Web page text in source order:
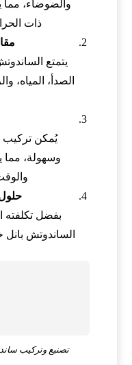
والضوضاء، مما
ذات
يتمتع
الصدأ، المياه،
يُمكن تركيب
وسهولة، مما
بفضل تكلفته
الساندوتش بانل
تصنيع وتركيب